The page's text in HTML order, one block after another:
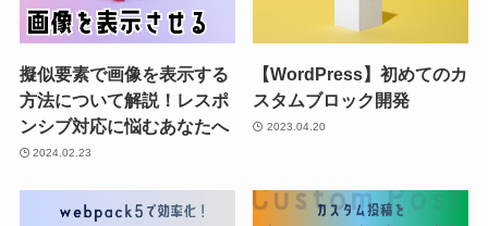
擬似要素で画像を表示する
方法について解説！レスポ
ンシブ対応に悩むあなたへ
2024.02.23
【WordPress】初めてのカ
スタムブロック開発
2023.04.20